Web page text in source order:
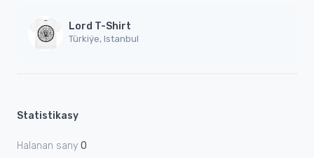
Lord T-Shirt
Türkiýe, Istanbul
Statistikasy
Halanan sany 0